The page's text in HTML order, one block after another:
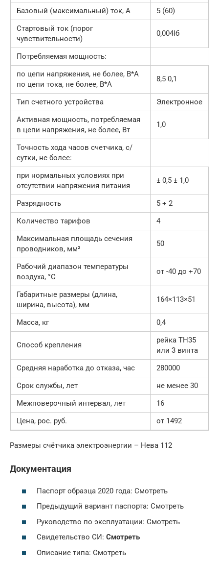
Базовый (максимальный) ток, А
5 (60)
Стартовый ток (порог
чувствительности)
0,004Iб
Потребляемая мощность:
по цепи напряжения, не более, В*А
по цепи тока, не более, В*А
8,5 0,1
Тип счетного устройства
Электронное
Активная мощность, потребляемая
в цепи напряжения, не более, Вт
1,0
Точность хода часов счетчика, с/
сутки, не более:
при нормальных условиях при
отсутствии напряжения питания
± 0,5 ± 1,0
Разрядность
5 + 2
Количество тарифов
4
Максимальная площадь сечения
проводников, мм²
50
Рабочий диапазон температуры
воздуха, °С
от -40 до +70
Габаритные размеры (длина,
ширина, высота), мм
164×113×51
Масса, кг 0,4
Способ крепления
рейка ТН35
или 3 винта
Средняя наработка до отказа, час
280000
Срок службы, лет
не менее 30
Межповерочный интервал, лет
16
Цена, рос. руб.
от 1492
Размеры счётчика электроэнергии – Нева 112
Документация
Паспорт образца 2020 года: Смотреть
Предыдущий вариант паспорта: Смотреть
Руководство по эксплуатации: Смотреть
Свидетельство СИ: Смотреть
Описание типа: Смотреть